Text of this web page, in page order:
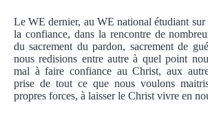
Le WE dernier, au WE national étudiant sur
la confiance, dans la rencontre de
du sacrement du pardon, sacrement de
nous redisions entre autre à quel point
mal à faire confiance au Christ, aux
prise de tout ce que nous voulons
propres forces, à laisser le Christ vivre en